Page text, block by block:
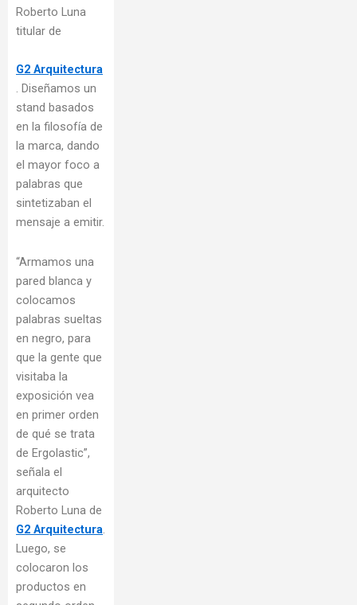
Roberto Luna
titular de
G2 Arquitectura
. Diseñamos un
stand basados
en la filosofía de
la marca, dando
el mayor foco a
palabras que
sintetizaban el
mensaje a emitir.
“Armamos una
pared blanca y
colocamos
palabras sueltas
en negro, para
que la gente que
visitaba la
exposición vea
en primer orden
de qué se trata
de Ergolastic”,
señala el
arquitecto
Roberto Luna de
G2 Arquitectura
Luego, se
colocaron los
productos en